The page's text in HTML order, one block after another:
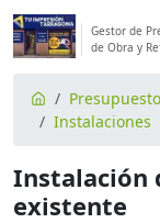
Gestor de
de Obra y
Presupuesto
Instalaciones
Instalación
existente